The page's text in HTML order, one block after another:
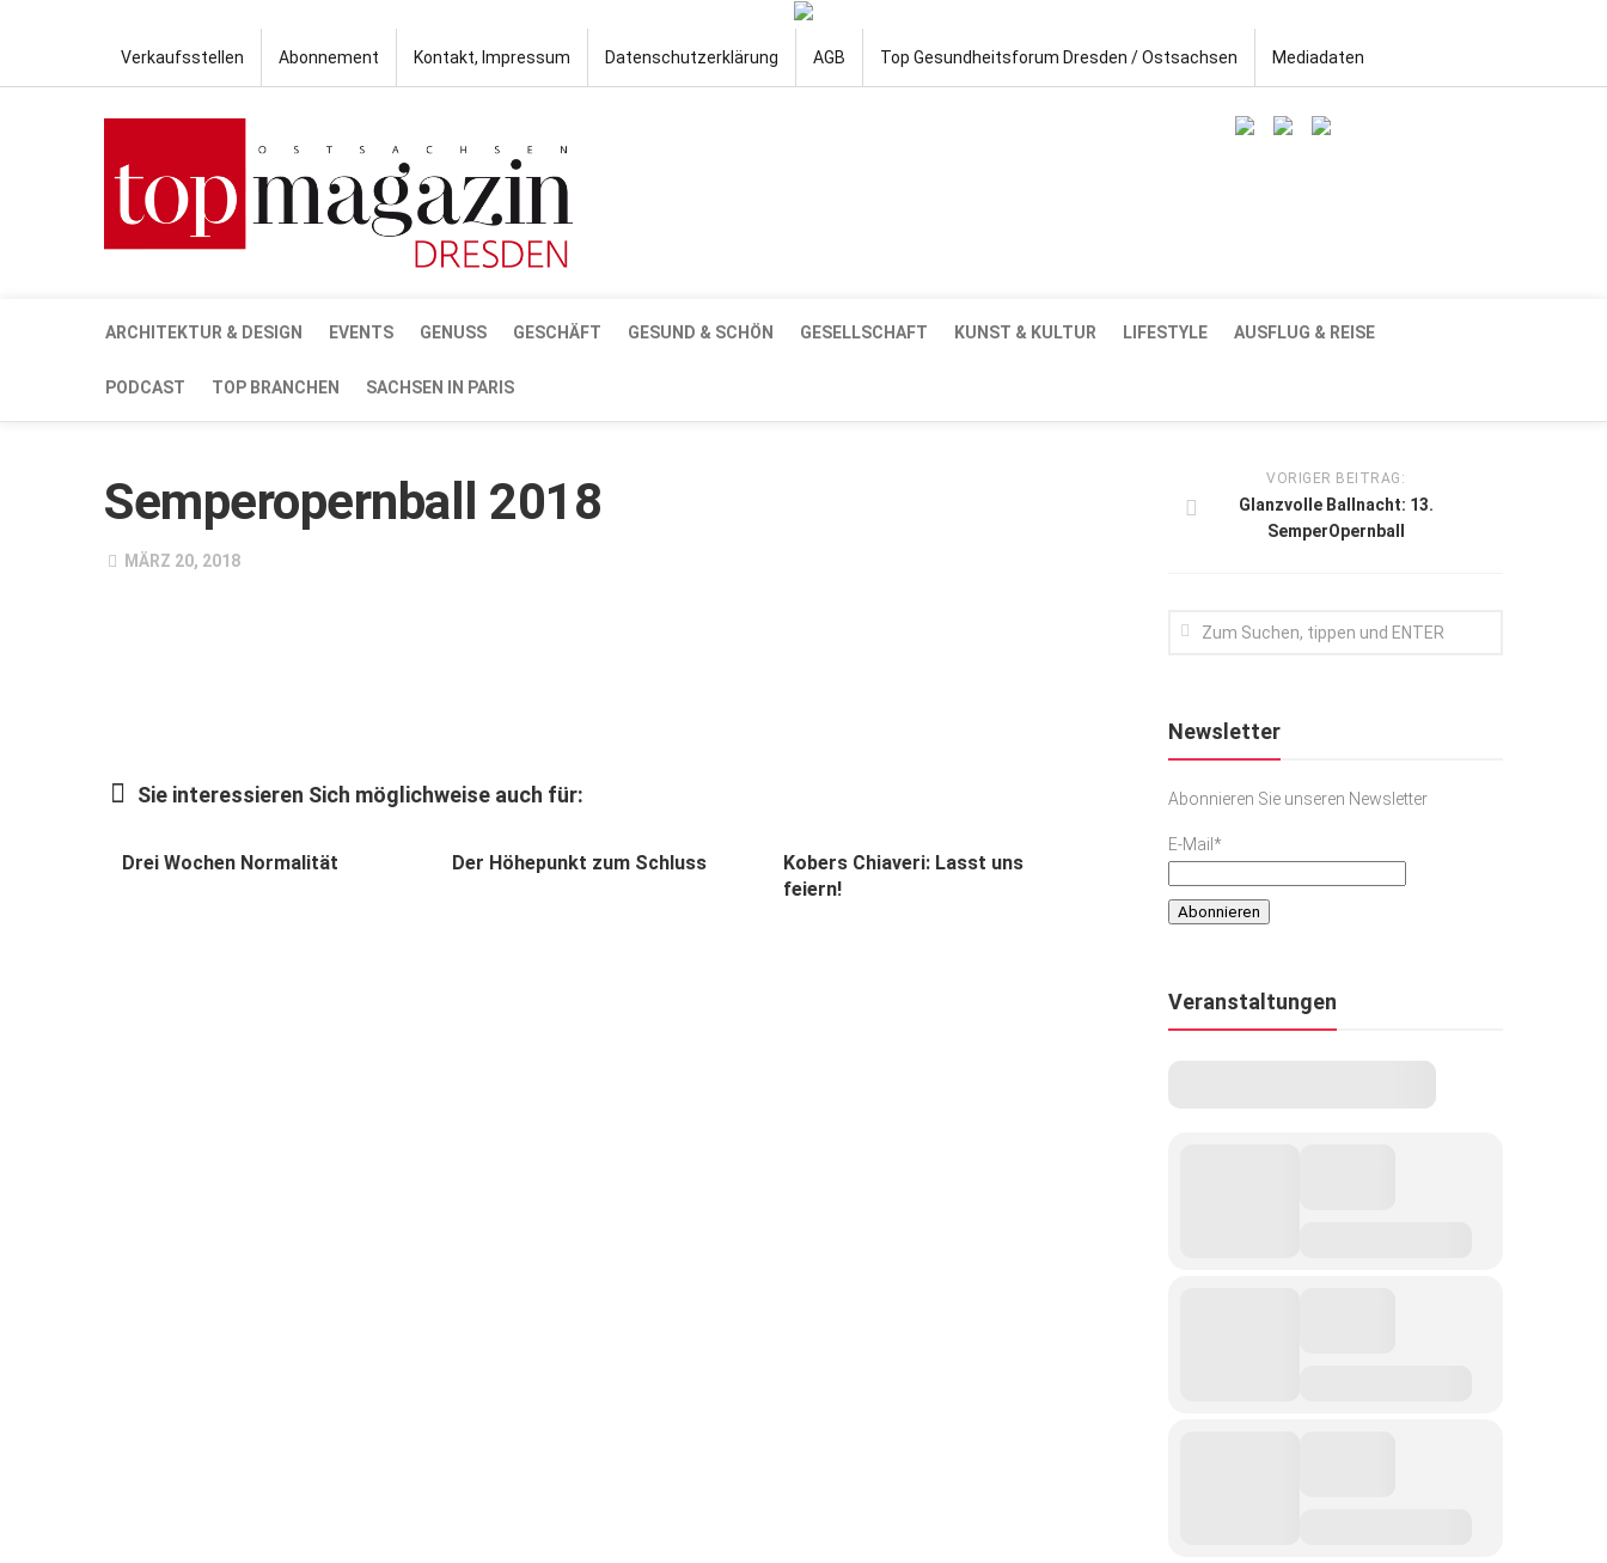
Verkaufsstellen Abonnement Kontakt, Impressum Datenschutzerklärung AGB Top Gesundheitsforum Dresden / Ostsachsen Mediadaten
ARCHITEKTUR & DESIGN EVENTS GENUSS GESCHÄFT GESUND & SCHÖN GESELLSCHAFT KUNST & KULTUR LIFESTYLE AUSFLUG & REISE
PODCAST TOP BRANCHEN SACHSEN IN PARIS
Semperopernball 2018
MÄRZ 20, 2018
Sie interessieren Sich möglichweise auch für:
Drei Wochen Normalität Der Höhepunkt zum Schluss
Kobers Chiaveri: Lasst uns
feiern!
VORIGER BEITRAG:
Glanzvolle Ballnacht: 13.
SemperOpernball
Newsletter
Abonnieren Sie unseren Newsletter
E-Mail*
Veranstaltungen